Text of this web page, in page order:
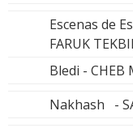
Escenas de
FARUK
Bledi - CHEB
Nakhash -